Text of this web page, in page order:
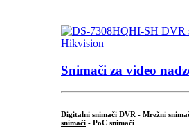
Snimači za video
Digitalni snimači DVR - Mrežni
snimači - PoC snimači